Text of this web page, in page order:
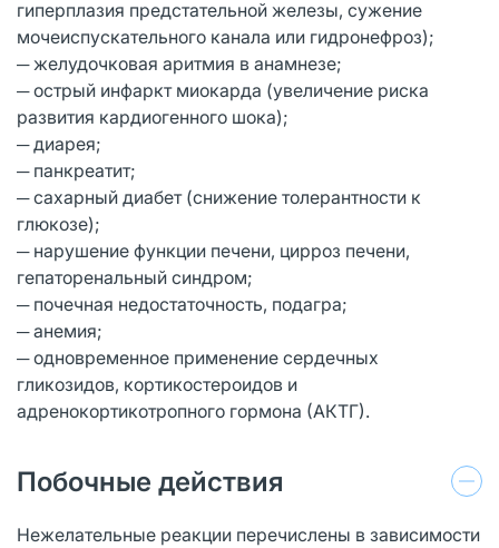
гиперплазия предстательной железы, сужение
мочеиспускательного канала или гидронефроз);
─ желудочковая аритмия в анамнезе;
─ острый инфаркт миокарда (увеличение риска
развития кардиогенного шока);
─ диарея;
─ панкреатит;
─ сахарный диабет (снижение толерантности к
глюкозе);
─ нарушение функции печени, цирроз печени,
гепаторенальный синдром;
─ почечная недостаточность, подагра;
─ анемия;
─ одновременное применение сердечных
гликозидов, кортикостероидов и
адренокортикотропного гормона (АКТГ).
Побочные действия
Нежелательные реакции перечислены в зависимости